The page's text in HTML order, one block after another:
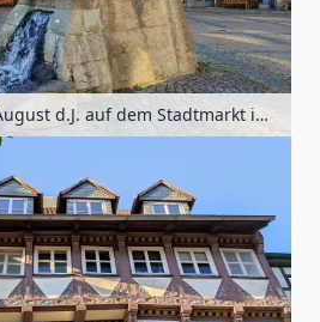
Denkmal für Herzog August d.J. auf dem Stadtmarkt in Wolfenbüttel, Niedersachsen, Deutschland